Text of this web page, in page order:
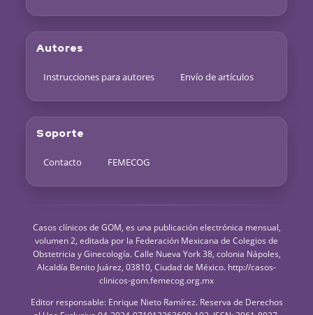
Autores
Instrucciones para autores Envío de artículos
Soporte
Contacto FEMECOG
Casos clínicos de GOM, es una publicación electrónica mensual,
volumen 2, editada por la Federación Mexicana de Colegios de
Obstetricia y Ginecología. Calle Nueva York 38, colonia Nápoles,
Alcaldía Benito Juárez, 03810, Ciudad de México. http://casos-
clinicos-gom.femecog.org.mx
Editor responsable: Enrique Nieto Ramírez. Reserva de Derechos